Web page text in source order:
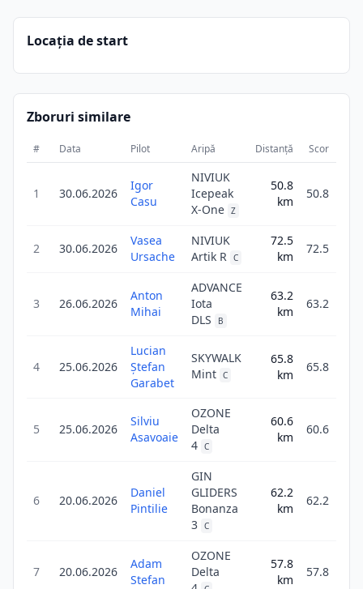
Locația de start
Zboruri similare
# Data Pilot Aripă Distanță Scor
1 30.06.2026
Igor
Casu
NIVIUK
Icepeak
X-One Z
50.8
km
50.8
2 30.06.2026
Vasea
Ursache
NIVIUK
Artik R C
72.5
km
72.5
3 26.06.2026
Anton
Mihai
ADVANCE
Iota
DLS
B
63.2
km
63.2
4 25.06.2026
Lucian
Ștefan
Garabet
SKYWALK
Mint C
65.8
km
65.8
5 25.06.2026
Silviu
Asavoaie
OZONE
Delta
4 C
60.6
km
60.6
6 20.06.2026
Daniel
Pintilie
GIN
GLIDERS
Bonanza
3 C
62.2
km
62.2
7 20.06.2026
Adam
Stefan
OZONE
Delta
57.8
km
57.8